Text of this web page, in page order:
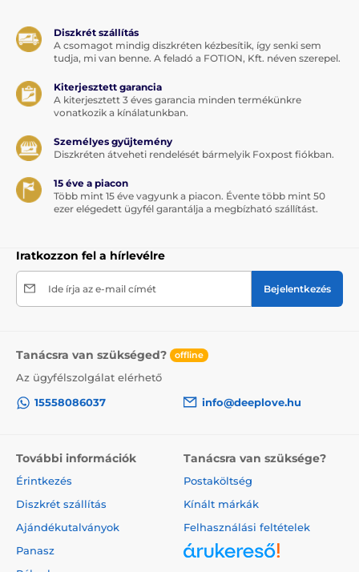
Diszkrét szállítás
A csomagot mindig diszkréten kézbesítik, így senki sem
tudja, mi van benne. A feladó a FOTION, Kft. néven szerepel.
Kiterjesztett garancia
A kiterjesztett 3 éves garancia minden termékünkre
vonatkozik a kínálatunkban.
Személyes gyűjtemény
Diszkréten átveheti rendelését bármelyik Foxpost fiókban.
15 éve a piacon
Több mint 15 éve vagyunk a piacon. Évente több mint 50
ezer elégedett ügyfél garantálja a megbízható szállítást.
Iratkozzon fel a hírlevélre
Ide írja az e-mail címét Bejelentkezés
Tanácsra van szükséged? offline
Az ügyfélszolgálat elérhető
15558086037
info@deeplove.hu
További információk
Érintkezés
Diszkrét szállítás
Ajándékutalványok
Panasz
Tanácsra van szüksége?
Postaköltség
Kínált márkák
Felhasználási feltételek